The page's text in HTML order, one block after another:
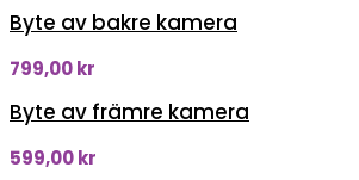
Byte av bakre kamera
799,00kr
Byte av främre kamera
599,00kr